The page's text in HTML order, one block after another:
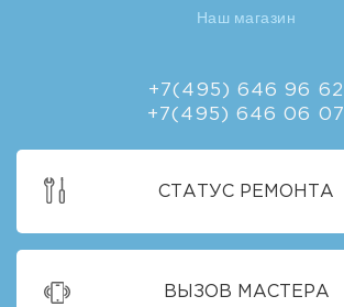
Наш магазин
+7(495) 646 96 62
+7(495) 646 06 07
СТАТУС РЕМОНТА
ВЫЗОВ МАСТЕРА